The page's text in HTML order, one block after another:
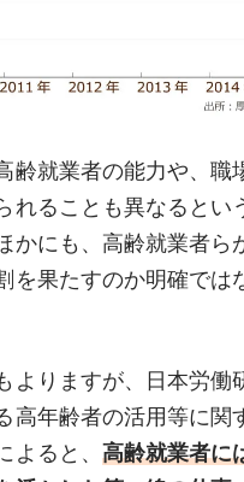
齢就業者の能力や、職
れることも異なるとい
かにも、高齢就業者ら
を果たすのか明確では
よりますが、日本労働
高年齢者の活用等に関
よると、 高齢就業者に